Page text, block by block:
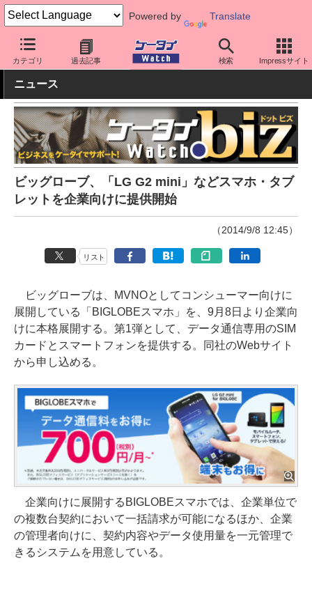
Powered by Translate
カテゴリ 過去記事 検索 Impressサイト
ケータイ Watch 法人向け 料金プラン・割引
ニュース
ビッグローブ、「LG G2 mini」などスマホ・タブ
レットを企業向けに提供開始
（2014/9/8 12:45）
リスト
ビッグローブは、MVNOとしてコンシューマー向けに
展開している「BIGLOBEスマホ」を、9月8日より企業向
けに本格展開する。第1弾として、データ通信専用のSIM
カードとスマートフォンを提供する。同社のWebサイト
から申し込める。
企業向けに展開するBIGLOBEスマホでは、企業単位で
の複数台契約において一括請求が可能になるほか、企業
の管理者向けに、契約内容やデータ使用量を一元管理で
きるシステムを用意している。